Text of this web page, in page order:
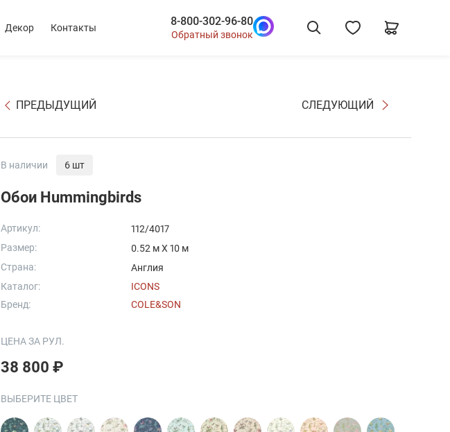
Декор Контакты 8-800-302-96-80
Обратный звонок
ПРЕДЫДУЩИЙ СЛЕДУЮЩИЙ
В наличии 6 шт
Обои Hummingbirds
Артикул:
112/4017
Размер:
0.52 м X 10 м
Страна:
Англия
Каталог:
ICONS
Бренд:
COLE&SON
ЦЕНА ЗА РУЛ.
38 800 ₽
ВЫБЕРИТЕ ЦВЕТ